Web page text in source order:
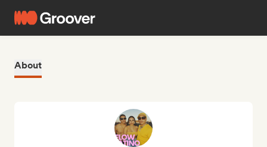
About